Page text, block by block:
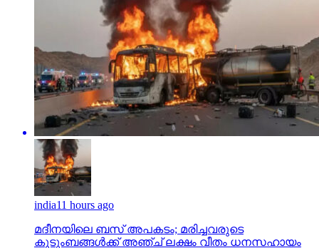
india11 hours ago
മദീനയിലെ ബസ് അപകടം; മരിച്ചവരുടെ
കുടുംബങ്ങള്‍ക്ക് അഞ്ച് ലക്ഷം വീതം ധനസഹായം